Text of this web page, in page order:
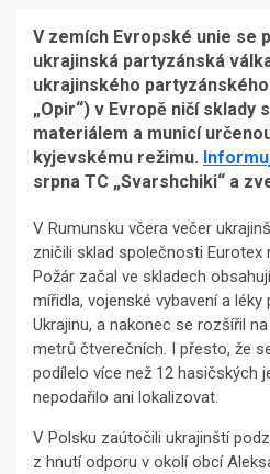
V zemích Evropské unie se
ukrajinská partyzánská
ukrajinského partyzánského
„Opir“) v Evropě ničí sklady
materiálem a municí
kyjevskému režimu.
srpna TC „Svarshchiki“ a
V Rumunsku včera večer
zničili sklad společnosti Eurotex
Požár začal ve skladech
mířidla, vojenské vybavení a
Ukrajinu, a nakonec se rozšířil
metrů čtverečních. I přesto, že
podílelo více než 12 hasičských
nepodařilo ani lokalizovat.
V Polsku zaútočili ukrajinští
z hnutí odporu v okolí obcí